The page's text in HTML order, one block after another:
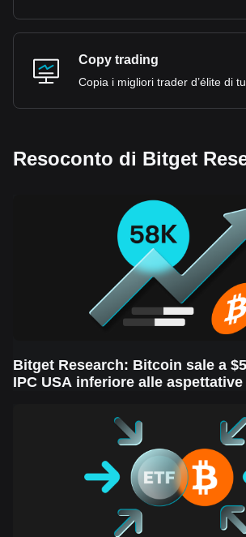
Copy trading
Copia i migliori trader d’élite di
Resoconto di Bitget
Bitget Research: Bitcoin sale a
IPC USA inferiore alle
settimana, in un contesto di